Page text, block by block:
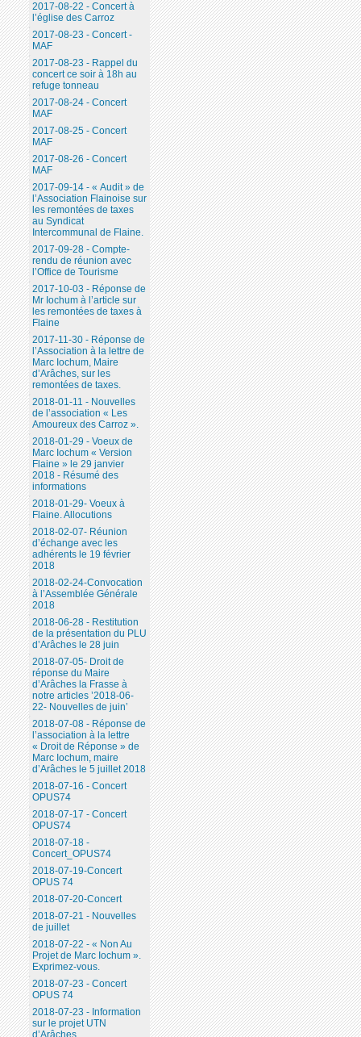
2017-08-22 - Concert à
l’église des Carroz
2017-08-23 - Concert -
MAF
2017-08-23 - Rappel du
concert ce soir à 18h au
refuge tonneau
2017-08-24 - Concert
MAF
2017-08-25 - Concert
MAF
2017-08-26 - Concert
MAF
2017-09-14 - « Audit » de
l’Association Flainoise sur
les remontées de taxes
au Syndicat
Intercommunal de Flaine.
2017-09-28 - Compte-
rendu de réunion avec
l’Office de Tourisme
2017-10-03 - Réponse de
Mr Iochum à l’article sur
les remontées de taxes à
Flaine
2017-11-30 - Réponse de
l’Association à la lettre de
Marc Iochum, Maire
d’Arâches, sur les
remontées de taxes.
2018-01-11 - Nouvelles
de l’association « Les
Amoureux des Carroz ».
2018-01-29 - Voeux de
Marc Iochum « Version
Flaine » le 29 janvier
2018 - Résumé des
informations
2018-01-29- Voeux à
Flaine. Allocutions
2018-02-07- Réunion
d’échange avec les
adhérents le 19 février
2018
2018-02-24-Convocation
à l’Assemblée Générale
2018
2018-06-28 - Restitution
de la présentation du PLU
d’Arâches le 28 juin
2018-07-05- Droit de
réponse du Maire
d’Arâches la Frasse à
notre articles ’2018-06-
22- Nouvelles de juin’
2018-07-08 - Réponse de
l’association à la lettre
« Droit de Réponse » de
Marc Iochum, maire
d’Arâches le 5 juillet 2018
2018-07-16 - Concert
OPUS74
2018-07-17 - Concert
OPUS74
2018-07-18 -
Concert_OPUS74
2018-07-19-Concert
OPUS 74
2018-07-20-Concert
2018-07-21 - Nouvelles
de juillet
2018-07-22 - « Non Au
Projet de Marc Iochum ».
Exprimez-vous.
2018-07-23 - Concert
OPUS 74
2018-07-23 - Information
sur le projet UTN